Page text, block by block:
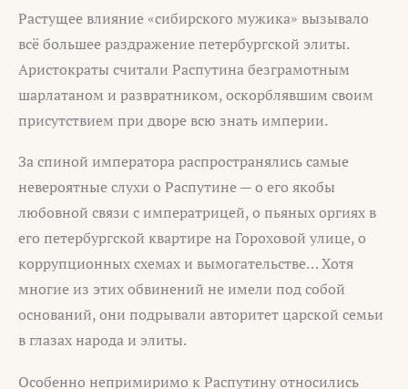
Растущее влияние «сибирского мужика» вызывало
всё большее раздражение петербургской элиты.
Аристократы считали Распутина безграмотным
шарлатаном и развратником, оскорблявшим своим
присутствием при дворе всю знать империи.
За спиной императора распространялись самые
невероятные слухи о Распутине — о его якобы
любовной связи с императрицей, о пьяных оргиях в
его петербургской квартире на Гороховой улице, о
коррупционных схемах и вымогательстве… Хотя
многие из этих обвинений не имели под собой
оснований, они подрывали авторитет царской семьи
в глазах народа и элиты.
Особенно непримиримо к Распутину относились